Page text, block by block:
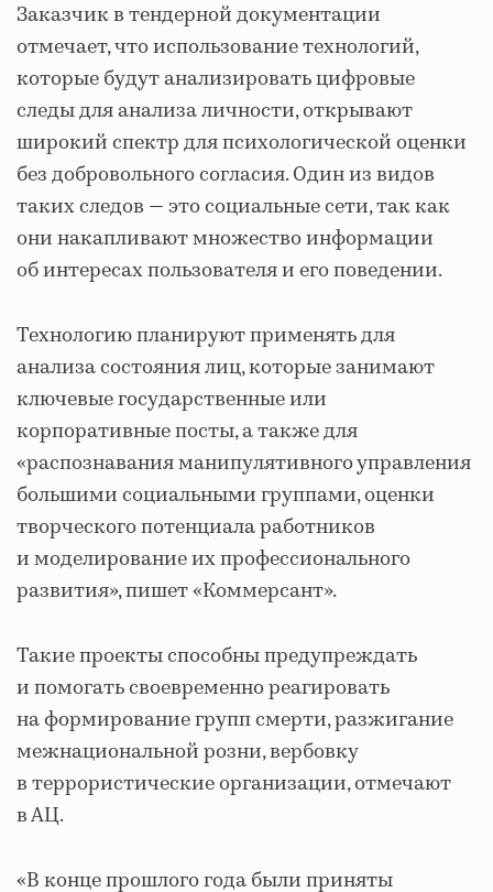
Заказчик в тендерной документации
отмечает, что использование технологий,
которые будут анализировать цифровые
следы для анализа личности, открывают
широкий спектр для психологической оценки
без добровольного согласия. Один из видов
таких следов — это социальные сети, так как
они накапливают множество информации
об интересах пользователя и его поведении.
Технологию планируют применять для
анализа состояния лиц, которые занимают
ключевые государственные или
корпоративные посты, а также для
«распознавания манипулятивного управления
большими социальными группами, оценки
творческого потенциала работников
и моделирование их профессионального
развития», пишет «Коммерсант».
Такие проекты способны предупреждать
и помогать своевременно реагировать
на формирование групп смерти, разжигание
межнациональной розни, вербовку
в террористические организации, отмечают
в АЦ.
«В конце прошлого года были приняты